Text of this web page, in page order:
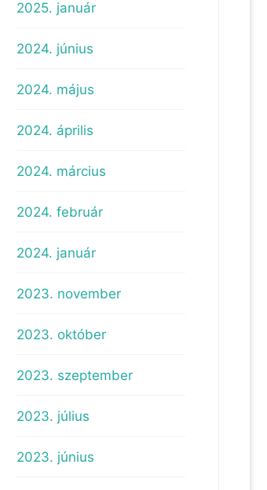
2025. január
2024. június
2024. május
2024. április
2024. március
2024. február
2024. január
2023. november
2023. október
2023. szeptember
2023. július
2023. június